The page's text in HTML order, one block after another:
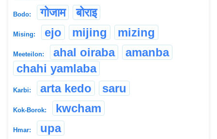
Bodo: गोजाम बोराइ
Mising: ejo mijing mizing
Meeteilon: ahal oiraba
amanba
chahi yamlaba
Karbi: arta kedo saru
Kok-Borok: kwcham
Hmar: upa